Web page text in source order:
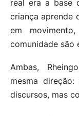
real era a base
criança aprende
em
comunidade são
Ambas,
mesma
discursos, mas